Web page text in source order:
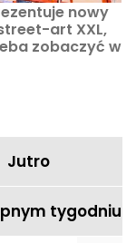
nowy
art XXL,
zobaczyć w
Jutro
tygodniu